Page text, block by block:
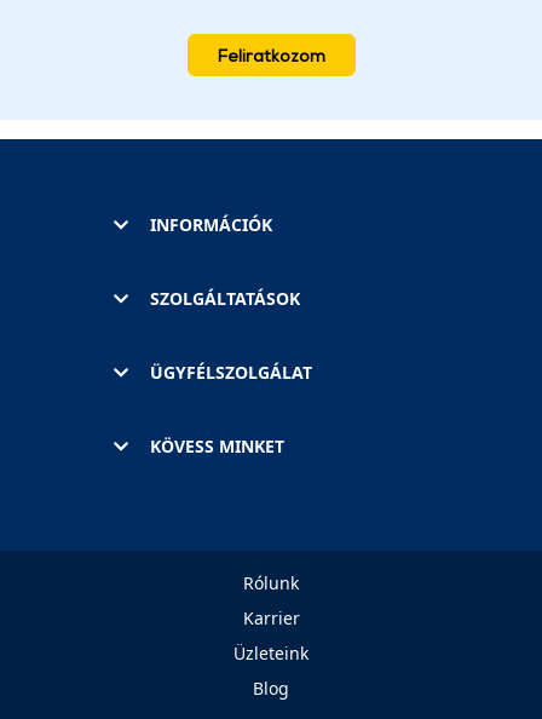
Feliratkozom
INFORMÁCIÓK
SZOLGÁLTATÁSOK
ÜGYFÉLSZOLGÁLAT
KÖVESS MINKET
Rólunk
Karrier
Üzleteink
Blog